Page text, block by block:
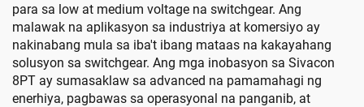
para sa low at medium voltage na switchgear. Ang
malawak na aplikasyon sa industriya at komersiyo ay
nakinabang mula sa iba't ibang mataas na kakayahang
solusyon sa switchgear. Ang mga inobasyon sa Sivacon
8PT ay sumasaklaw sa advanced na pamamahagi ng
enerhiya, pagbawas sa operasyonal na panganib, at